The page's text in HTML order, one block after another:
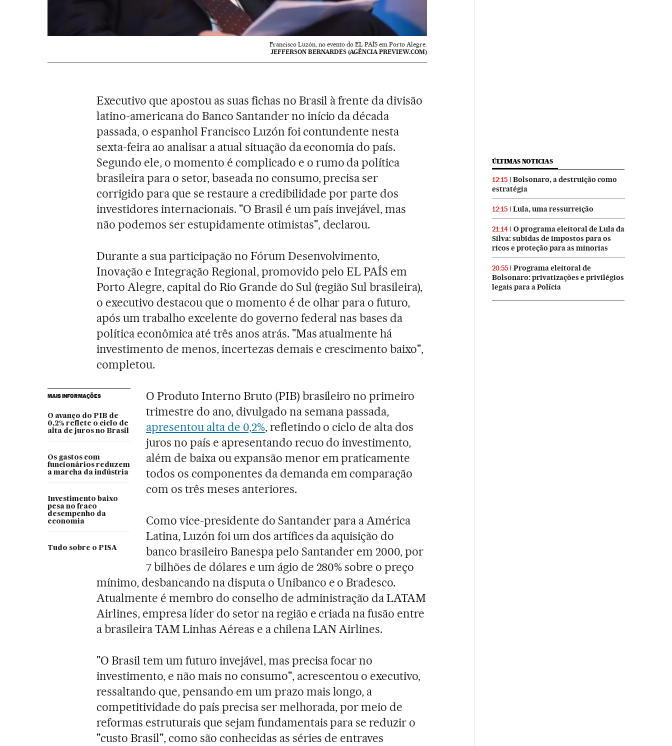
Francisco Luzón, no evento do EL PAÍS em Porto Alegre.
JEFFERSON BERNARDES (AGÊNCIA PREVIEW.COM)
Executivo que apostou as suas fichas no Brasil à frente da divisão
latino-americana do Banco Santander no início da década
passada, o espanhol Francisco Luzón foi contundente nesta
sexta-feira ao analisar a atual situação da economia do país.
Segundo ele, o momento é complicado e o rumo da política
brasileira para o setor, baseada no consumo, precisa ser
corrigido para que se restaure a credibilidade por parte dos
investidores internacionais. "O Brasil é um país invejável, mas
não podemos ser estupidamente otimistas", declarou.
Durante a sua participação no Fórum Desenvolvimento,
Inovação e Integração Regional, promovido pelo EL PAÍS em
Porto Alegre, capital do Rio Grande do Sul (região Sul brasileira),
o executivo destacou que o momento é de olhar para o futuro,
após um trabalho excelente do governo federal nas bases da
política econômica até três anos atrás. "Mas atualmente há
investimento de menos, incertezas demais e crescimento baixo",
completou.
MAIS INFORMAÇÕES
O avanço do PIB de
0,2% reflete o ciclo de
alta de juros no Brasil
Os gastos com
funcionários reduzem
a marcha da indústria
Investimento baixo
pesa no fraco
desempenho da
economia
Tudo sobre o PISA
O Produto Interno Bruto (PIB) brasileiro no primeiro
trimestre do ano, divulgado na semana passada,
apresentou alta de 0,2%, refletindo o ciclo de alta dos
juros no país e apresentando recuo do investimento,
além de baixa ou expansão menor em praticamente
todos os componentes da demanda em comparação
com os três meses anteriores.
Como vice-presidente do Santander para a América
Latina, Luzón foi um dos artífices da aquisição do
banco brasileiro Banespa pelo Santander em 2000, por
7 bilhões de dólares e um ágio de 280% sobre o preço
mínimo, desbancando na disputa o Unibanco e o Bradesco.
Atualmente é membro do conselho de administração da LATAM
Airlines, empresa líder do setor na região e criada na fusão entre
a brasileira TAM Linhas Aéreas e a chilena LAN Airlines.
"O Brasil tem um futuro invejável, mas precisa focar no
investimento, e não mais no consumo", acrescentou o executivo,
ressaltando que, pensando em um prazo mais longo, a
competitividade do país precisa ser melhorada, por meio de
reformas estruturais que sejam fundamentais para se reduzir o
"custo Brasil", como são conhecidas as séries de entraves
ÚLTIMAS NOTICIAS
12:15
Bolsonaro, a destruição como
estratégia
12:15 Lula, uma ressurreição
21:14
O programa eleitoral de Lula da
Silva: subidas de impostos para os
ricos e proteção para as minorias
20:55
Programa eleitoral de
Bolsonaro: privatizações e privilégios
legais para a Polícia